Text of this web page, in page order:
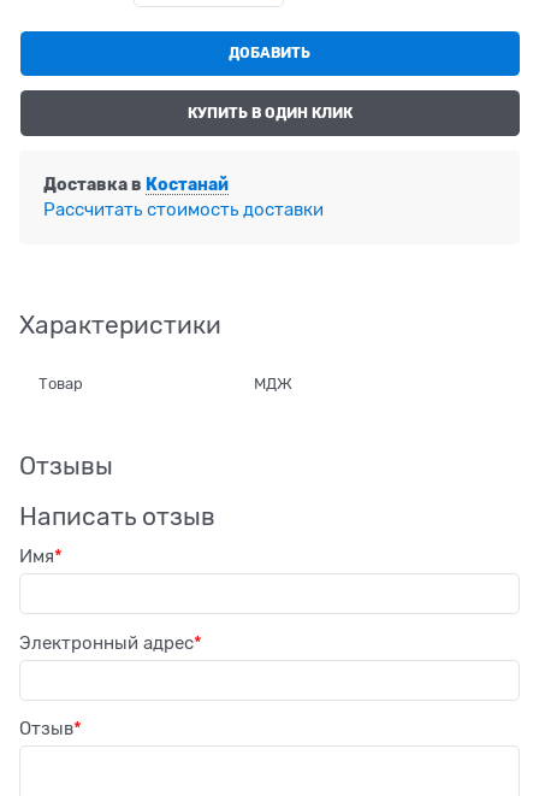
ДОБАВИТЬ
КУПИТЬ В ОДИН КЛИК
Доставка в Костанай
Рассчитать стоимость доставки
Характеристики
Товар МДЖ
Отзывы
Написать отзыв
Имя
Электронный адрес
Отзыв